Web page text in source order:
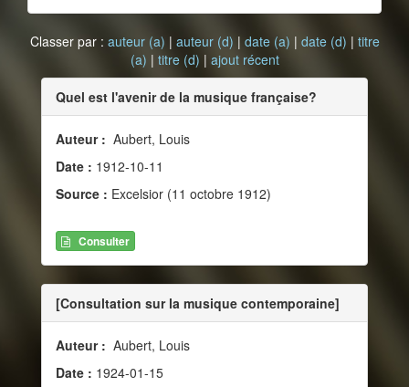
Classer par : auteur (a) | auteur (d) | date (a) | date (d) | titre
(a) | titre (d) | ajout récent
Quel est l'avenir de la musique française?
Auteur : Aubert, Louis
Date : 1912-10-11
Source : Excelsior (11 octobre 1912)
Consulter
[Consultation sur la musique contemporaine]
Auteur : Aubert, Louis
Date : 1924-01-15